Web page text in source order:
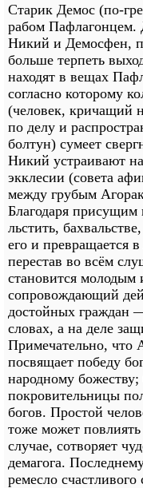
Старик Демос (по-
рабом Пафлагонцем.
Никий и Демосфен,
больше терпеть
находят в вещах
согласно которому
(человек, кричащий
по делу и
болтун) сумеет
Никий устраивают
экклесии (совета
между грубым
Благодаря
льстить,
его и превращается
перестав во всём
становится
сопровождающий
достойных граждан
словах, а на деле
Примечательно, что
посвящает победу
народному
покровительницы
богов. Простой
тоже может
случае, сотворяет
демагога.
ремесло